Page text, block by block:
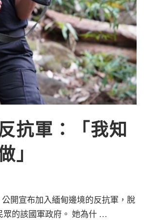
抗軍：「我知
」
開宣布加入緬甸邊境的反抗軍，脫
眾的該國軍政府。 她為什 …